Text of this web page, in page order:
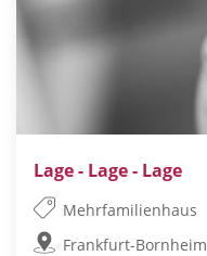
Lage - Lage - Lage
Mehrfamilienhaus
Frankfurt-Bornheim